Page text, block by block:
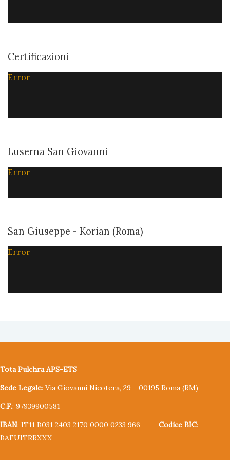
Certificazioni
Error
Luserna San Giovanni
Error
San Giuseppe - Korian (Roma)
Error
Tota Pulchra APS-ETS
Sede Legale: Via Giovanni Nicotera, 29 - 00195 Roma (RM)
C.F.: 97939900581
IBAN: IT11 B031 2403 2170 0000 0233 966 — Codice BIC:
BAFUITRRXXX